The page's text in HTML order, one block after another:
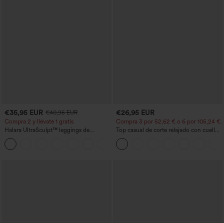
€35,95 EUR €40,95 EUR
Compra 2 y llévate 1 gratis
Halara UltraSculpt™ leggings de
entrenamiento moldeadores de talle alto
con fruncido trasero que realza los
glúteos, control de abdomen y bolsillos
€26,95 EUR
Compra 3 por 52,62 € o 6 por 105,24 €.
Top casual de corte relajado con cuello
redondo y mangas murciélago.